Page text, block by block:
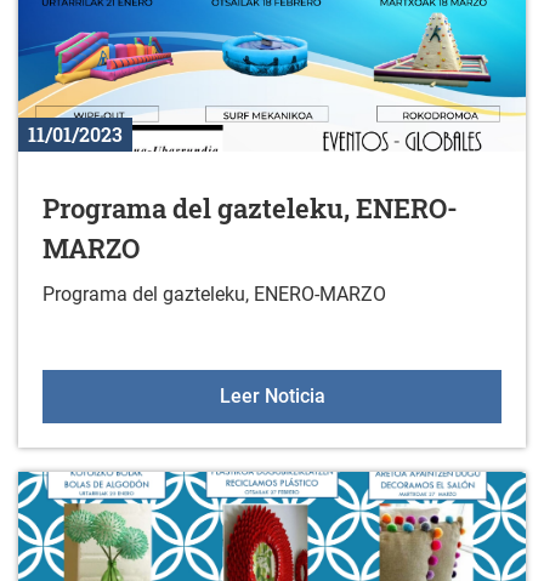
11/01/2023
Programa del gazteleku, ENERO-
MARZO
Programa del gazteleku, ENERO-MARZO
Leer NoticiaPrograma del gazteleku,